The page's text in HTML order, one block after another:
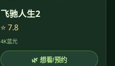
飞驰人生2
⭐ 7.8
4K蓝光
🌿 想看/预约